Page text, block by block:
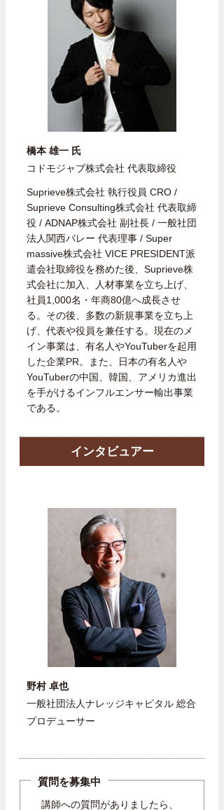
橋本 雄一 氏
コドモジャブ株式会社 代表取締役
Suprieve株式会社 執行役員 CRO /
Suprieve Consulting株式会社 代表取締
役 / ADNAP株式会社 副社長 / 一般社団
法人関西バレー 代表理事 / Super
massive株式会社 VICE PRESIDENT派
遣会社取締役を務めた後、Suprieve株
式会社に加入、人材事業を立ち上げ、
社員1,000名・年商80億へ成長させ
る。その後、多数の新規事業を立ち上
げ、代表や役員を兼任する。現在のメ
イン事業は、有名人やYouTuberを起用
した企業PR。また、日本の有名人や
YouTuberの中国、韓国、アメリカ進出
を手がけるインフルエンサー輸出事業
である。
インタビュアー
野村 卓也
一般社団法人ナレッジキャピタル 総合
プロデューサー
質問を募集中
講師への質問がありましたら、